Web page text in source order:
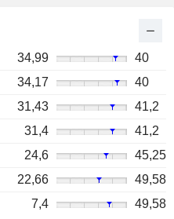
34,99
40
34,17
40
31,43
41,2
31,4
41,2
24,6
45,25
22,66
49,58
7,4 49,58